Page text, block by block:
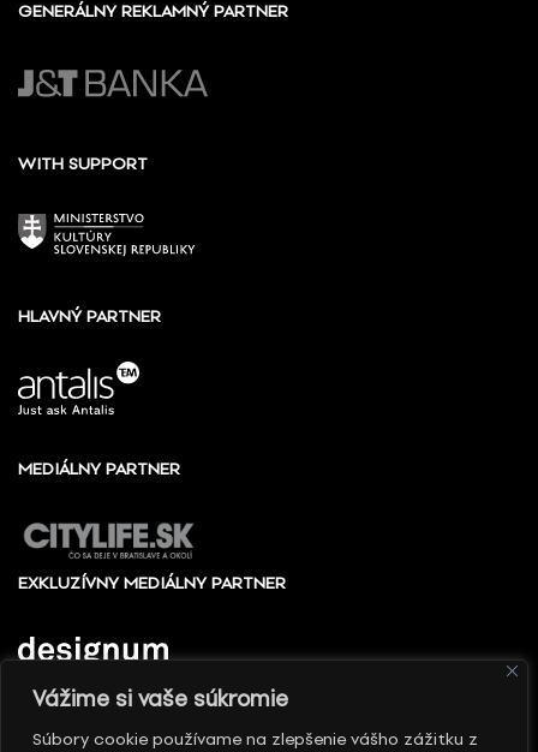
Vážime si vaše súkromie
Súbory cookie používame na zlepšenie vášho zážitku z
GENERÁLNY REKLAMNÝ PARTNER
WITH SUPPORT
HLAVNÝ PARTNER
MEDIÁLNY PARTNER
EXKLUZÍVNY MEDIÁLNY PARTNER